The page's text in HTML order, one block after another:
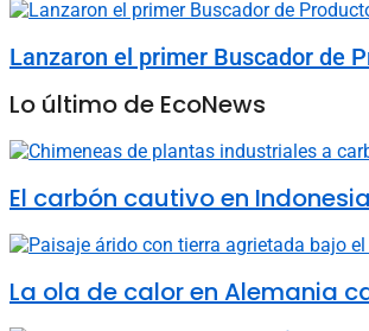
Lanzaron el primer Buscador de
Lo último de EcoNews
El carbón cautivo en
La ola de calor en Alemania